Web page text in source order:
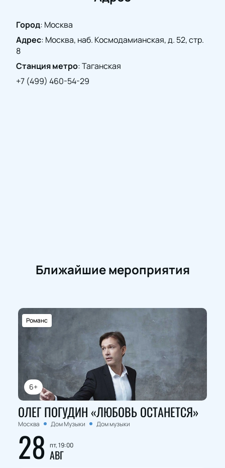
Присоединяйтесь к празднованию 70-летия
гитарной музыки.
Город: Москва
Адрес: Москва, наб. Космодамианская, д. 52, стр.
8
Станция метро:Таганская
+7 (499) 460-54-29
Ближайшие мероприятия
6+
Романс
ОЛЕГ ПОГУДИН «ЛЮБОВЬ ОСТАНЕТСЯ»
Москва Дом Музыки Дом музыки
28 пт, 19:00
АВГ